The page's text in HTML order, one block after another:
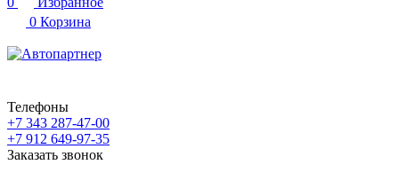
0 Корзина
Телефоны
+7 343 287-47-00
+7 912 649-97-35
Заказать звонок